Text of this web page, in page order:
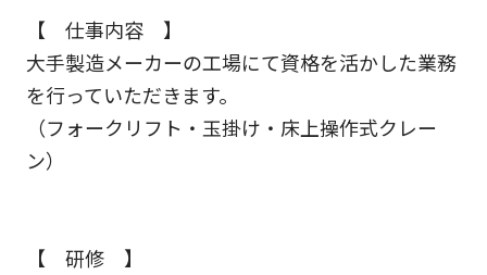
【 仕事内容 】
大手製造メーカーの工場にて資格を活かした業務
を行っていただきます。
（フォークリフト・玉掛け・床上操作式クレー
ン）
【 研修 】